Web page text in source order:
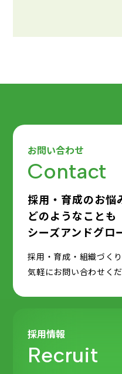
お問い合わせ
Contact
採用・育成のお悩
どのようなことも
シーズアンドグロ
採用・育成・組織づく
気軽にお問い合わせくだ
採用情報
Recruit